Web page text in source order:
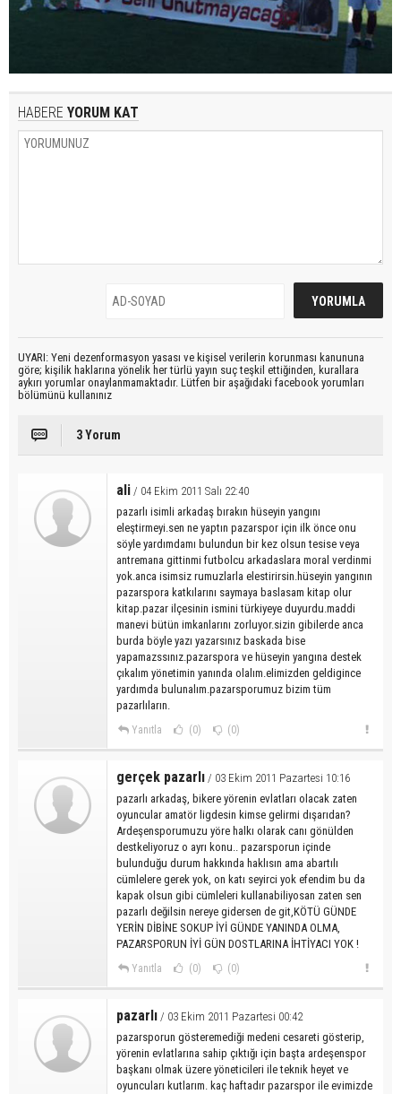
HABERE YORUM KAT
UYARI: Yeni dezenformasyon yasası ve kişisel verilerin korunması kanununa
göre; kişilik haklarına yönelik her türlü yayın suç teşkil ettiğinden, kurallara
aykırı yorumlar onaylanmamaktadır. Lütfen bir aşağıdaki facebook yorumları
bölümünü kullanınız
3 Yorum
ali / 04 Ekim 2011 Salı 22:40
pazarlı isimli arkadaş bırakın hüseyin yangını
eleştirmeyi.sen ne yaptın pazarspor için ilk önce onu
söyle yardımdamı bulundun bir kez olsun tesise veya
antremana gittinmi futbolcu arkadaslara moral verdinmi
yok.anca isimsiz rumuzlarla elestirirsin.hüseyin yangının
pazarspora katkılarını saymaya baslasam kitap olur
kitap.pazar ilçesinin ismini türkiyeye duyurdu.maddi
manevi bütün imkanlarını zorluyor.sizin gibilerde anca
burda böyle yazı yazarsınız baskada bise
yapamazssınız.pazarspora ve hüseyin yangına destek
çıkalım yönetimin yanında olalım.elimizden geldigince
yardımda bulunalım.pazarsporumuz bizim tüm
pazarlıların.
Yanıtla (0) (0)
gerçek pazarlı / 03 Ekim 2011 Pazartesi 10:16
pazarlı arkadaş, bikere yörenin evlatları olacak zaten
oyuncular amatör ligdesin kimse gelirmi dışarıdan?
Ardeşensporumuzu yöre halkı olarak canı gönülden
destkeliyoruz o ayrı konu.. pazarsporun içinde
bulunduğu durum hakkında haklısın ama abartılı
cümlelere gerek yok, on katı seyirci yok efendim bu da
kapak olsun gibi cümleleri kullanabiliyosan zaten sen
pazarlı değilsin nereye gidersen de git,KÖTÜ GÜNDE
YERİN DİBİNE SOKUP İYİ GÜNDE YANINDA OLMA,
PAZARSPORUN İYİ GÜN DOSTLARINA İHTİYACI YOK !
Yanıtla (0) (0)
pazarlı / 03 Ekim 2011 Pazartesi 00:42
pazarsporun gösteremediği medeni cesareti gösterip,
yörenin evlatlarına sahip çıktığı için başta ardeşenspor
başkanı olmak üzere yöneticileri ile teknik heyet ve
oyuncuları kutlarım. kaç haftadır pazarspor ile evimizde